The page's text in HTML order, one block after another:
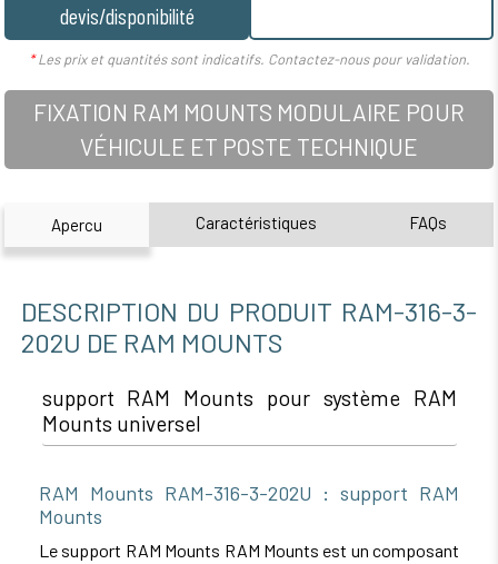
devis/disponibilité
*Les prix et quantités sont indicatifs. Contactez-nous pour validation.
FIXATION RAM MOUNTS MODULAIRE POUR
VÉHICULE ET POSTE TECHNIQUE
Apercu Caractéristiques FAQs
DESCRIPTION DU PRODUIT RAM-316-3-
202U DE RAM MOUNTS
support RAM Mounts pour système RAM
Mounts universel
RAM Mounts RAM-316-3-202U : support RAM
Mounts
Le support RAM Mounts RAM Mounts est un composant